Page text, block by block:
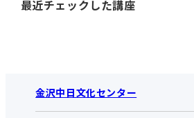
最近チェックした講座
金沢中日文化センター